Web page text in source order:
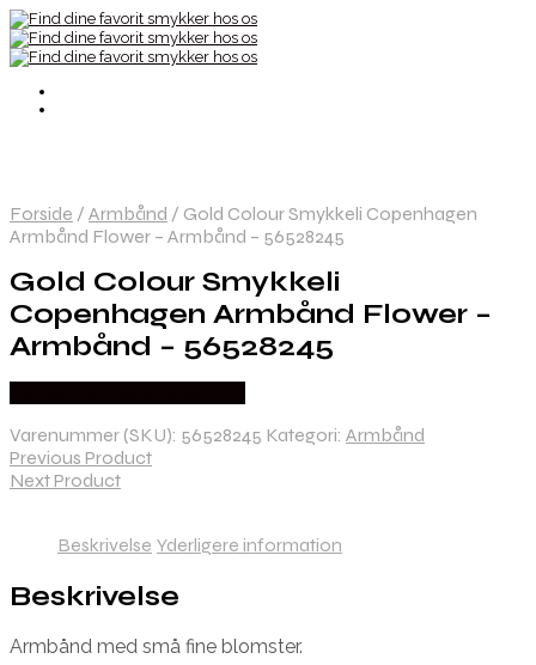
Forside / Armbånd / Gold Colour Smykkeli Copenhagen
Armbånd Flower – Armbånd – 56528245
Gold Colour Smykkeli
Copenhagen Armbånd Flower –
Armbånd – 56528245
Varenummer (SKU): 56528245 Kategori: Armbånd
Previous Product
Next Product
Beskrivelse Yderligere information
Beskrivelse
Armbånd med små fine blomster.